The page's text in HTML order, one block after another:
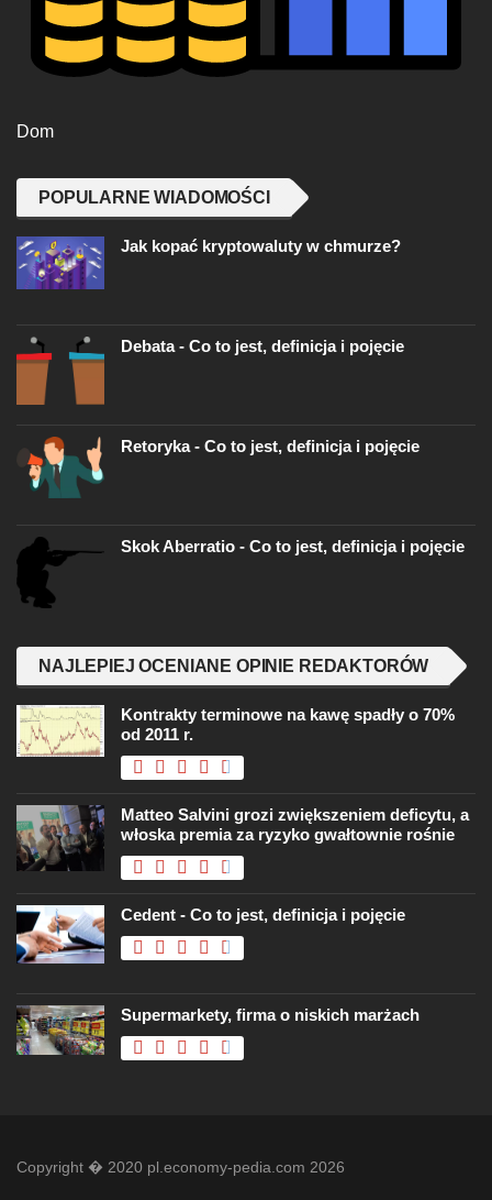
Dom
POPULARNE WIADOMOŚCI
Jak kopać kryptowaluty w chmurze?
Debata - Co to jest, definicja i pojęcie
Retoryka - Co to jest, definicja i pojęcie
Skok Aberratio - Co to jest, definicja i pojęcie
NAJLEPIEJ OCENIANE OPINIE REDAKTORÓW
Kontrakty terminowe na kawę spadły o 70%
od 2011 r.
Matteo Salvini grozi zwiększeniem deficytu, a
włoska premia za ryzyko gwałtownie rośnie
Cedent - Co to jest, definicja i pojęcie
Supermarkety, firma o niskich marżach
Copyright � 2020 pl.economy-pedia.com 2026